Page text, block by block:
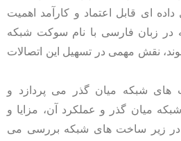
داده ‌ای قابل اعتماد و کارآمد اهمیت
در زبان فارسی با نام سوکت شبکه
نقش مهمی در تسهیل این اتصالات
های شبکه میان ‌گذر می ‌پردازد و
میان گذر و عملکرد آن، مزایا و
در زیر ساخت‌ های شبکه بررسی می